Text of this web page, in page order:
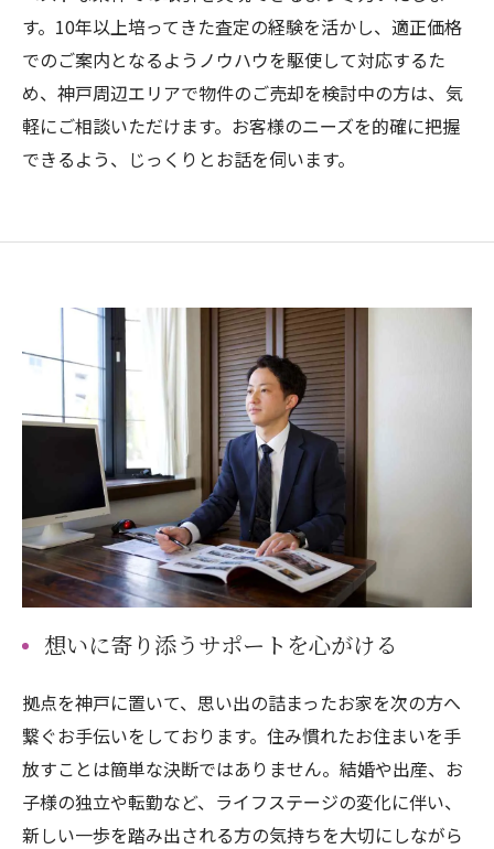
す。10年以上培ってきた査定の経験を活かし、適正価格
でのご案内となるようノウハウを駆使して対応するた
め、神戸周辺エリアで物件のご売却を検討中の方は、気
軽にご相談いただけます。お客様のニーズを的確に把握
できるよう、じっくりとお話を伺います。
想いに寄り添うサポートを心がける
拠点を神戸に置いて、思い出の詰まったお家を次の方へ
繋ぐお手伝いをしております。住み慣れたお住まいを手
放すことは簡単な決断ではありません。結婚や出産、お
子様の独立や転勤など、ライフステージの変化に伴い、
新しい一歩を踏み出される方の気持ちを大切にしながら